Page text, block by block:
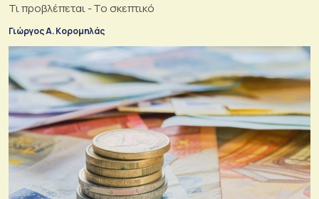
Τι προβλέπεται - Το σκεπτικό
Γιώργος Α. Κορομηλάς